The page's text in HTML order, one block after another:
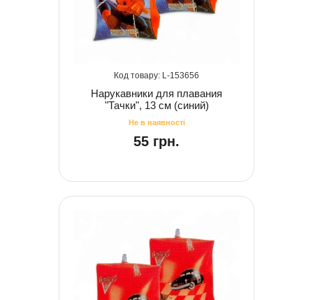
153656
Нарукавники для плавания
"Тачки", 13 см (синий)
55 грн.